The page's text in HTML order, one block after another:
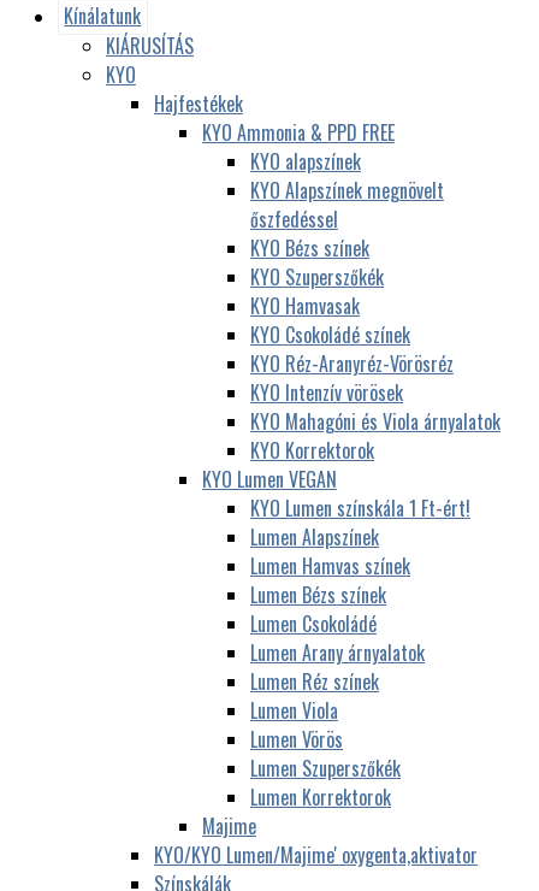
Kínálatunk
KIÁRUSÍTÁS
KYO
Hajfestékek
KYO Ammonia & PPD FREE
KYO alapszínek
KYO Alapszínek megnövelt
őszfedéssel
KYO Bézs színek
KYO Szuperszőkék
KYO Hamvasak
KYO Csokoládé színek
KYO Réz-Aranyréz-Vörösréz
KYO Intenzív vörösek
KYO Mahagóni és Viola árnyalatok
KYO Korrektorok
KYO Lumen VEGAN
KYO Lumen színskála 1 Ft-ért!
Lumen Alapszínek
Lumen Hamvas színek
Lumen Bézs színek
Lumen Csokoládé
Lumen Arany árnyalatok
Lumen Réz színek
Lumen Viola
Lumen Vörös
Lumen Szuperszőkék
Lumen Korrektorok
Majime
KYO/KYO Lumen/Majime' oxygenta,aktivator
Színskálák